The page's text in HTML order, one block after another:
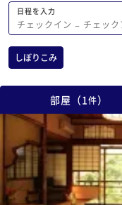
なく、長い歴史を感じ
タイムスリップしたよ
験ができました。 この
行に行けることは数え
もしれませんが、楽し
ざいました。
日程を入力
チェックイン − チェック
しぼりこみ
部屋 （1 件）